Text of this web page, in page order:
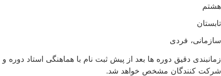
هشتم
تابستان
سازمانی، فردی
زمانبندی دقیق دوره ها بعد از پیش ثبت نام با هماهنگی استاد دوره و
شرکت کنندگان مشخص خواهد شد.